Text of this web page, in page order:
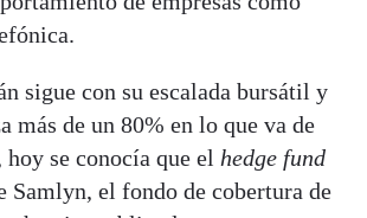
sigue con su escalada bursátil y
más de un 80% en lo que va de
hoy se conocía que el hedge fund
Samlyn, el fondo de cobertura de